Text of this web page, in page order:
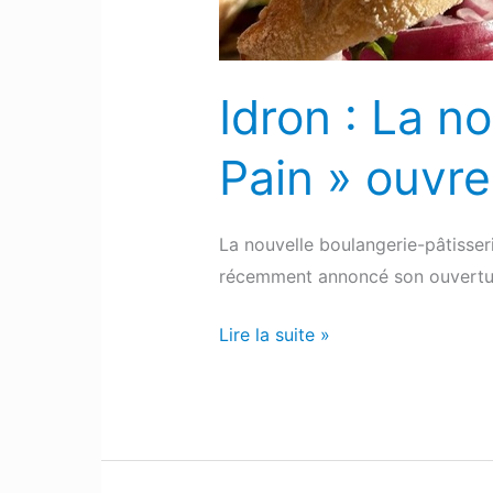
Idron : La
Pain »
La nouvelle boulangerie-
récemment annoncé son
ouvre
très
Lire la suite »